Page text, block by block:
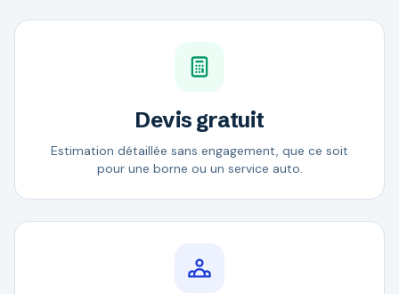
Devis gratuit
Estimation détaillée sans engagement, que ce soit
pour une borne ou un service auto.